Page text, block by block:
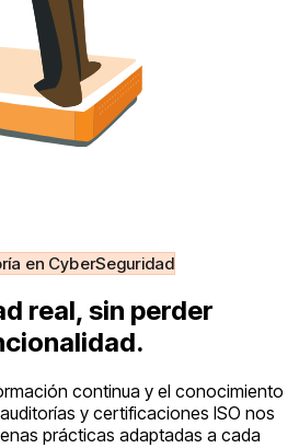
en CyberSeguridad
real, sin perder
continua y el conocimiento
y certificaciones ISO nos
prácticas adaptadas a cada